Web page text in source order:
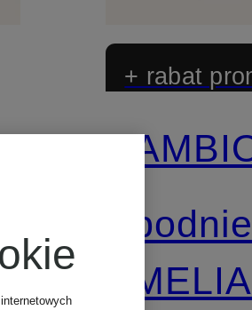
+ rabat
Spodnie